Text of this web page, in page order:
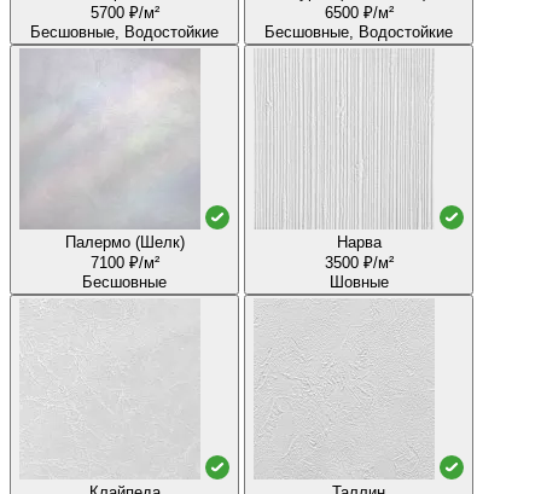
5700 ₽/м²
Бесшовные, Водостойкие
6500 ₽/м²
Бесшовные, Водостойкие
Палермо (Шелк)
7100 ₽/м²
Бесшовные
Нарва
3500 ₽/м²
Шовные